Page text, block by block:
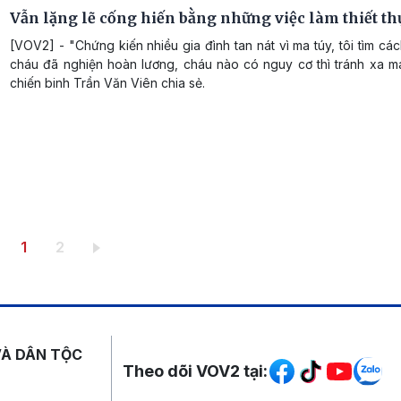
Vẫn lặng lẽ cống hiến bằng những việc làm thiết
[VOV2] - "Chứng kiến nhiều gia đình tan nát vì ma túy, tôi tìm
cháu đã nghiện hoàn lương, cháu nào có nguy cơ thì tránh xa
chiến binh Trần Văn Viên chia sẻ.
Trang hiện thời
1 Trang
2
DÂN TỘC Mạng xã hội
Theo dõi VOV2 tại: